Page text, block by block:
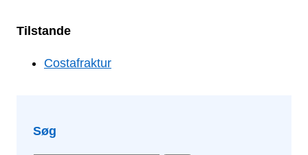
Tilstande
Costafraktur
Søg